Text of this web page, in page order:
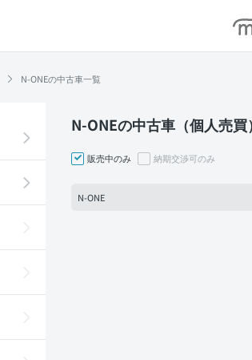
N-ONEの中古車一覧
N-ONEの中古車（個人売買
販売中のみ 納期交渉可のみ
N-ONE